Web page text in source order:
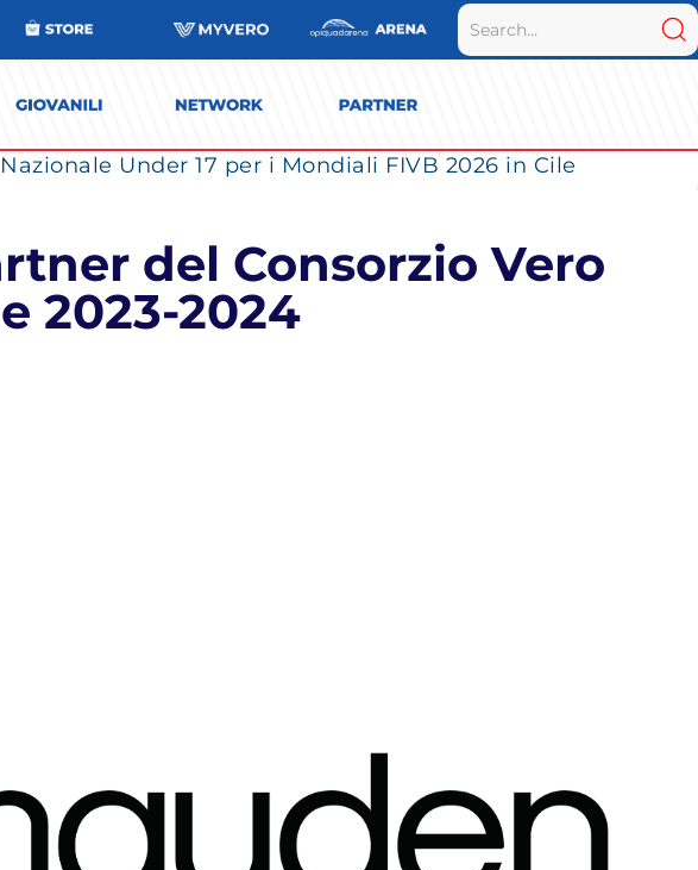
Under 17 per i Mondiali FIVB 2026 in Cile
del Consorzio Vero
2023-2024